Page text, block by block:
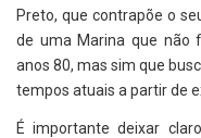
Preto, que contrapõe o
de uma Marina que não
anos 80, mas sim que
tempos atuais a partir de
É importante deixar